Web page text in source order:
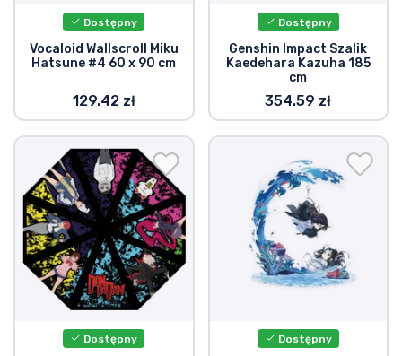
Dostępny
Vocaloid Wallscroll Miku
Hatsune #4 60 x 90 cm
129.42 zł
Dostępny
Genshin Impact Szalik
Kaedehara Kazuha 185
cm
354.59 zł
Dostępny Dostępny